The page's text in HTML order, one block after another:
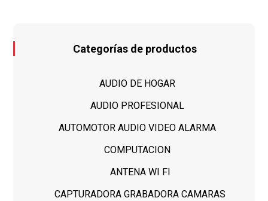
Categorías de productos
AUDIO DE HOGAR
AUDIO PROFESIONAL
AUTOMOTOR AUDIO VIDEO ALARMA
COMPUTACION
ANTENA WI FI
CAPTURADORA GRABADORA CAMARAS